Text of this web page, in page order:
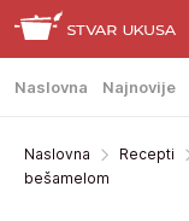
Naslovna Najnovije
Naslovna Recepti
bešamelom